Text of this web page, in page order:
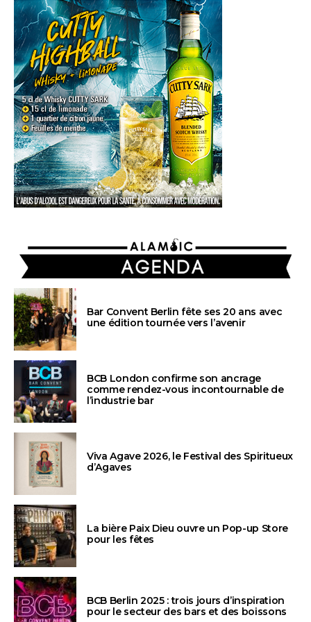
AGENDA
Bar Convent Berlin fête ses 20 ans avec
une édition tournée vers l’avenir
BCB London confirme son ancrage
comme rendez-vous incontournable de
l’industrie bar
Viva Agave 2026, le Festival des Spiritueux
d’Agaves
La bière Paix Dieu ouvre un Pop-up Store
pour les fêtes
BCB Berlin 2025 : trois jours d’inspiration
pour le secteur des bars et des boissons